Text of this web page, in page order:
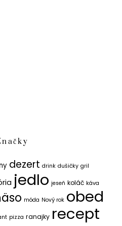
dezert drink dušičky gril
jedlo jeseň koláč káva
móda Nový rok obed
pizza ranajky recept